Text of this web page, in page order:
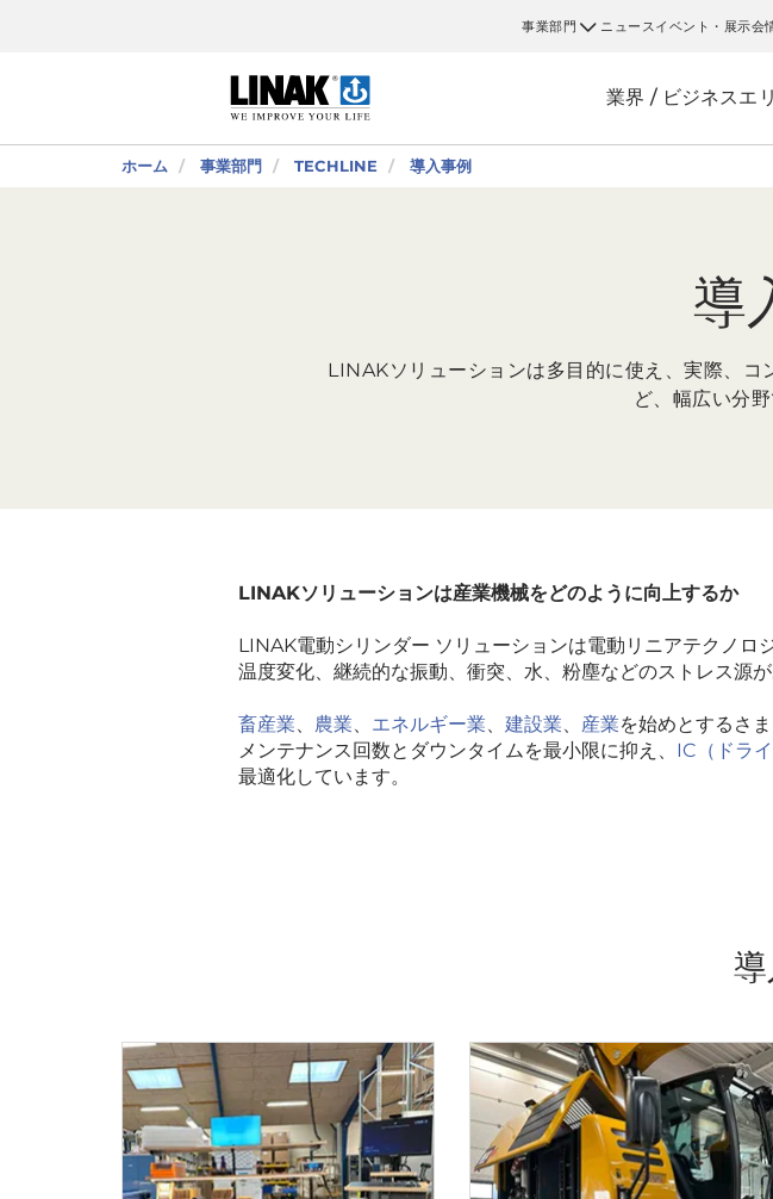
事業部門 ニュース イベント・展示会
業界 / ビジネスエ
ホーム 事業部門 TECHLINE 導入事例
導
LINAKソリューションは多目的に使え、実際、
ど、幅広い分
LINAKソリューションは産業機械をどのように向上するか
LINAK電動シリンダー ソリューションは電動リニアテクノ
温度変化、継続的な振動、衝突、水、粉塵などのストレス源
畜産業、 農業、 エネルギー業、 建設業、 産業を始めとするさ
メンテナンス回数とダウンタイムを最小限に抑え、 IC（ドライ
最適化しています。